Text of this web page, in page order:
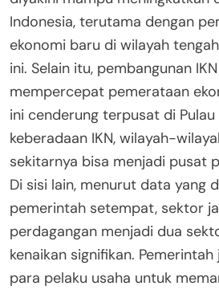
Indonesia, terutama dengan
ekonomi baru di wilayah
ini. Selain itu, pembangunan
mempercepat pemerataan
ini cenderung terpusat di Pulau
keberadaan IKN, wilayah-
sekitarnya bisa menjadi pusat
Di sisi lain, menurut data yang
pemerintah setempat, sektor
perdagangan menjadi dua
kenaikan signifikan.
para pelaku usaha untuk